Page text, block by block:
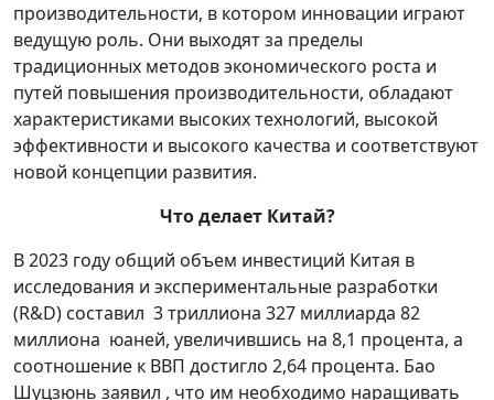
производительности, в котором инновации играют
ведущую роль. Они выходят за пределы
традиционных методов экономического роста и
путей повышения производительности, обладают
характеристиками высоких технологий, высокой
эффективности и высокого качества и соответствуют
новой концепции развития.
Что делает Китай?
В 2023 году общий объем инвестиций Китая в
исследования и экспериментальные разработки
(R&D) составил 3 триллиона 327 миллиарда 82
миллиона юаней, увеличившись на 8,1 процента, а
соотношение к ВВП достигло 2,64 процента. Бао
Шуцзюнь заявил , что им необходимо наращивать